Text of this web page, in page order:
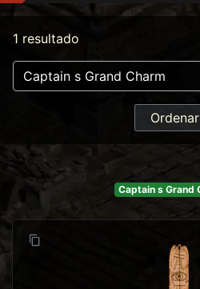
lanet conquistou Vice Baal
alecio conquistou Dark
Shop: "Hire do Ato 5."
SHOP liberada!Com
Reikage conquistou Level 99!
1 resultado
Ordenar
Captain s Grand